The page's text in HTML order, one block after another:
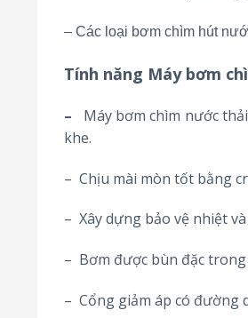
– Các loại bơm chìm hút
Tính năng Máy bơm
–
Máy bơm chìm nước
khe.
– Chịu mài mòn tốt bằng
– Xây dựng bảo vệ nhiệt
– Bơm được bùn đặc
– Cổng giảm áp có đường